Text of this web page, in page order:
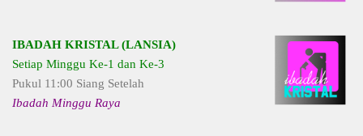
IBADAH KRISTAL (LANSIA)
Setiap Minggu Ke-1 dan Ke-3
Pukul 11:00 Siang Setelah
Ibadah Minggu Raya